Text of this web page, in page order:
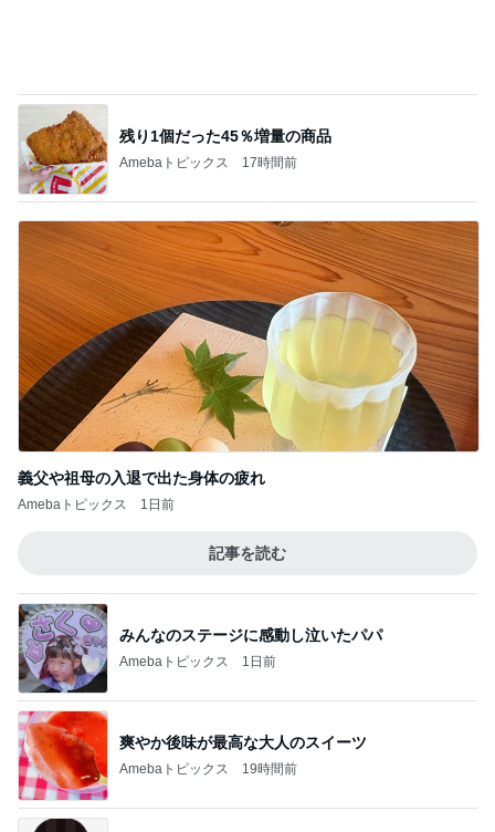
義父や祖母の入退で出た身体の疲れ
Amebaトピックス 1日前
記事を読む
みんなのステージに感動し泣いたパパ
Amebaトピックス 1日前
Amebaトピックス 19時間前
長引く咳で勧められたCT検査
Amebaトピックス 10時間前
力仕事になった通販ワゴンの組立て
Amebaトピックス 22時間前